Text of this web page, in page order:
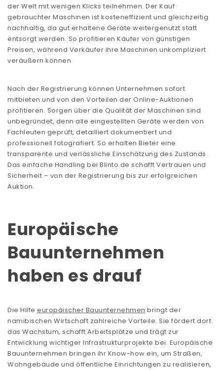
der Welt mit wenigen Klicks teilnehmen. Der Kauf
gebrauchter Maschinen ist kosteneffizient und gleichzeitig
nachhaltig, da gut erhaltene Geräte weitergenutzt statt
entsorgt werden. So profitieren Käufer von günstigen
Preisen, während Verkäufer ihre Maschinen unkompliziert
veräußern können.
Nach der Registrierung können Unternehmen sofort
mitbieten und von den Vorteilen der Online-Auktionen
profitieren. Sorgen über die Qualität der Maschinen sind
unbegründet, denn alle eingestellten Geräte werden von
Fachleuten geprüft, detailliert dokumentiert und
professionell fotografiert. So erhalten Bieter eine
transparente und verlässliche Einschätzung des Zustands.
Das einfache Handling bei Blinto.de schafft Vertrauen und
Sicherheit – von der Registrierung bis zur erfolgreichen
Auktion.
Europäische
Bauunternehmen
haben es drauf
Die Hilfe europäischer Bauunternehmen bringt der
namibischen Wirtschaft zahlreiche Vorteile. Sie fördert dort
das Wachstum, schafft Arbeitsplätze und trägt zur
Entwicklung wichtiger Infrastrukturprojekte bei. Europäische
Bauunternehmen bringen ihr Know-how ein, um Straßen,
Wohngebäude und öffentliche Einrichtungen zu realisieren,